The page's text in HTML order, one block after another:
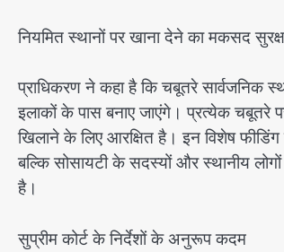
नियमित स्थानों पर खाना देने का मकसद
प्राधिकरण ने कहा है कि चबूतरे सार्वजनिक
इलाकों के पास बनाए जाएंगे। प्रत्येक चबूतरे
खिलाने के लिए आरक्षित है। इन विशेष
बल्कि सोसायटी के सदस्यों और स्थानीय
है।
सुप्रीम कोर्ट के निर्देशों के अनुरूप कदम